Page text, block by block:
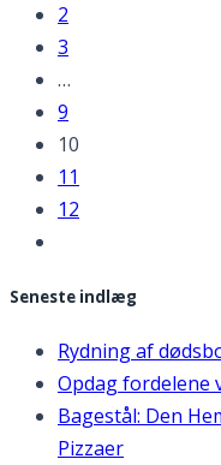
2
3
…
9
10
11
12
Seneste indlæg
Rydning af
Opdag fordelene
Bagestål: Den
Pizzaer